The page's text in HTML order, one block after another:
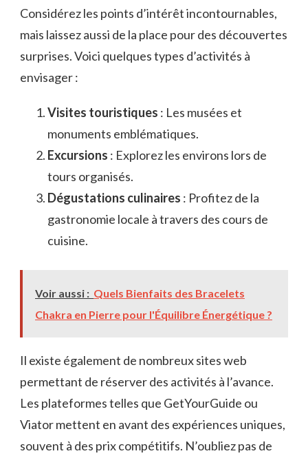
Considérez les points d’intérêt incontournables,
mais laissez aussi de la place pour des découvertes
surprises. Voici quelques types d’activités à
envisager :
Visites touristiques : Les musées et
monuments emblématiques.
Excursions : Explorez les environs lors de
tours organisés.
Dégustations culinaires : Profitez de la
gastronomie locale à travers des cours de
cuisine.
Voir aussi : Quels Bienfaits des Bracelets
Chakra en Pierre pour l'Équilibre Énergétique ?
Il existe également de nombreux sites web
permettant de réserver des activités à l’avance.
Les plateformes telles que GetYourGuide ou
Viator mettent en avant des expériences uniques,
souvent à des prix compétitifs. N’oubliez pas de